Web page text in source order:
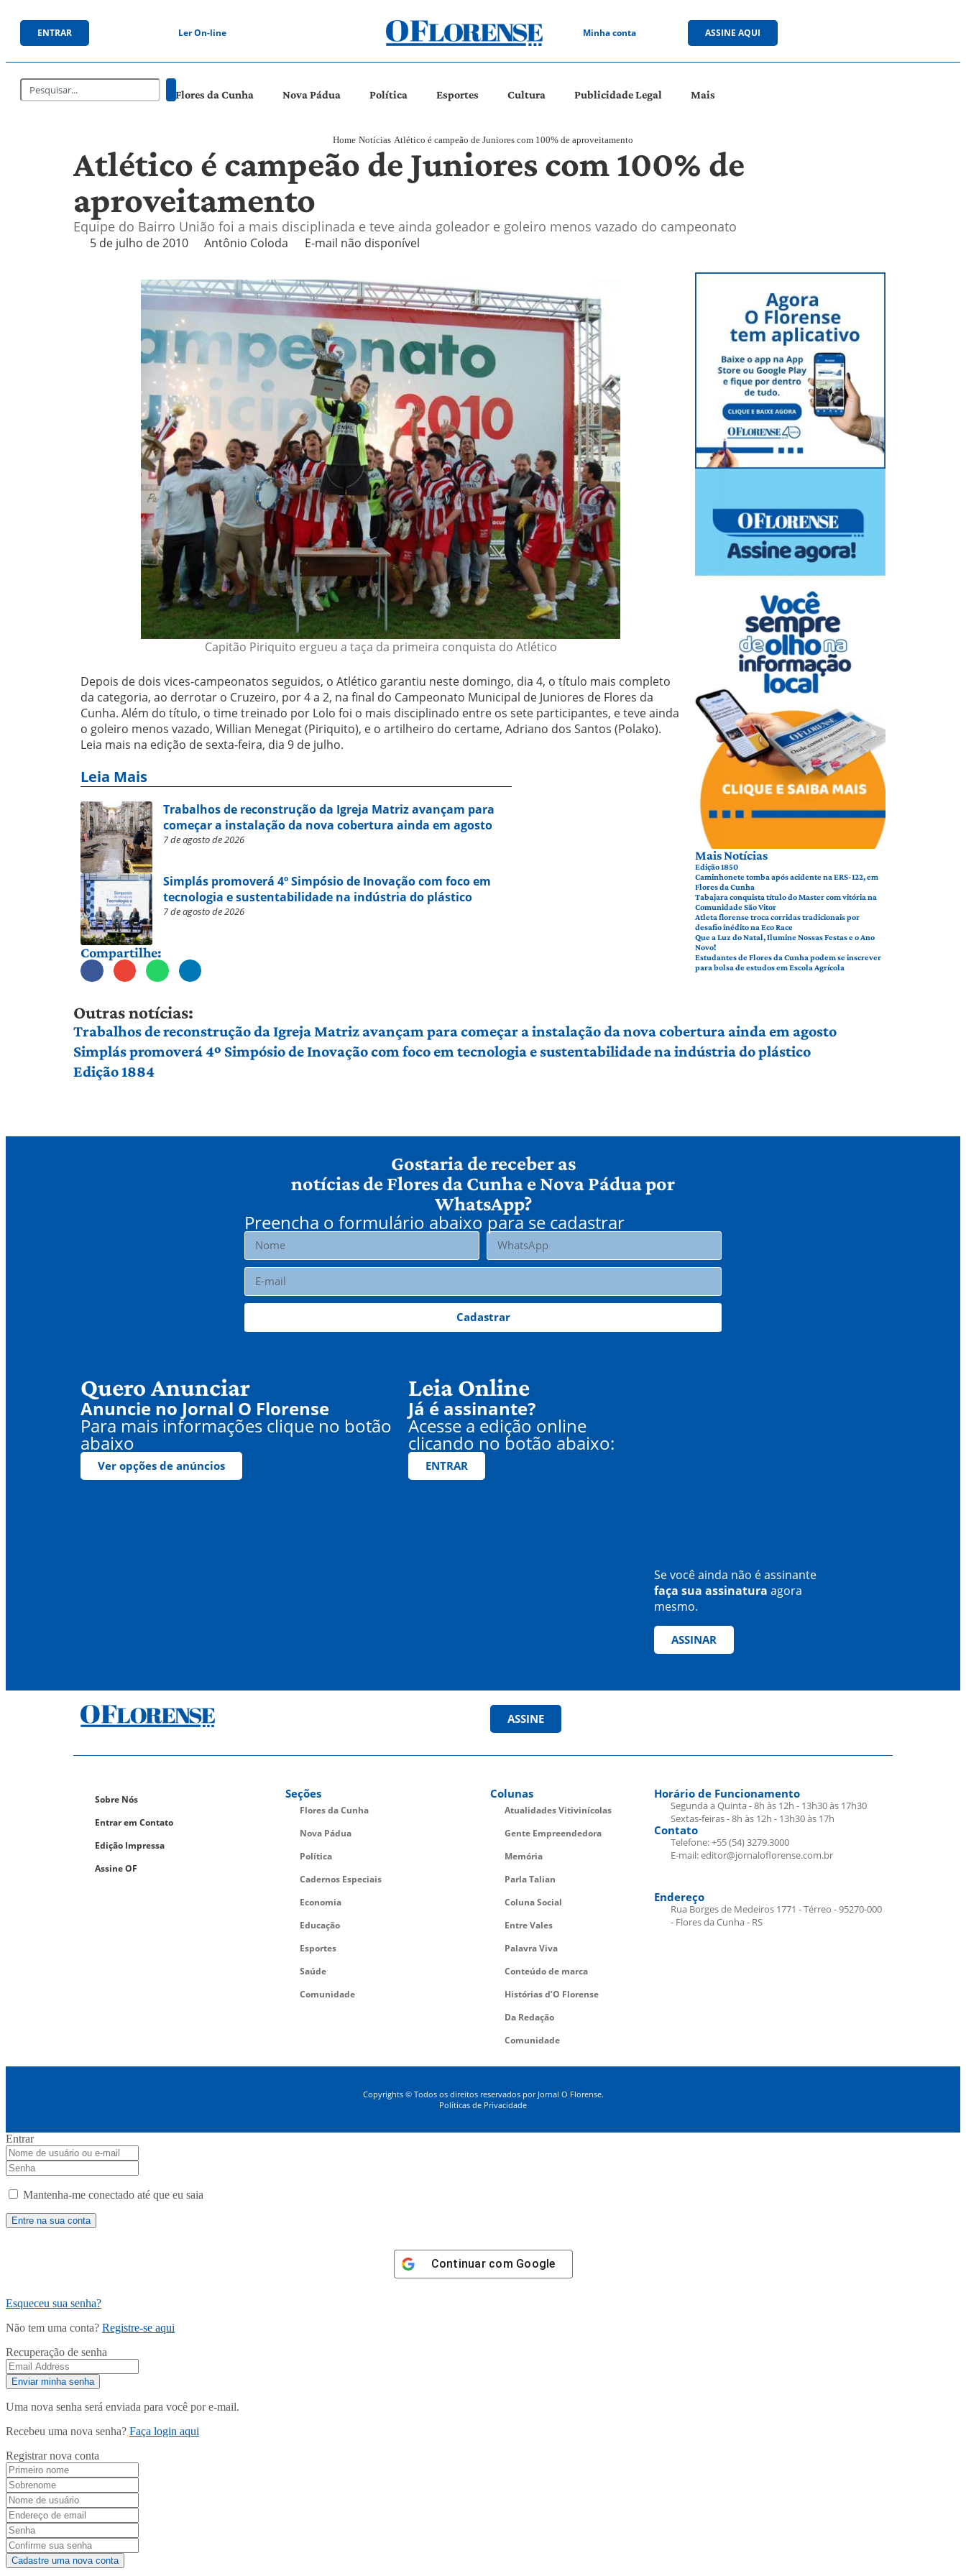
ENTRAR Ler On-line Minha conta ASSINE AQUI
Flores da Cunha Nova Pádua Política Esportes Cultura Publicidade Legal Mais
Home Notícias Atlético é campeão de Juniores com 100% de aproveitamento
Atlético é campeão de Juniores com 100% de
aproveitamento
Equipe do Bairro União foi a mais disciplinada e teve ainda goleador e goleiro menos vazado do campeonato
5 de julho de 2010 Antônio Coloda E-mail não disponível
Capitão Piriquito ergueu a taça da primeira conquista do Atlético
Depois de dois vices-campeonatos seguidos, o Atlético garantiu neste domingo, dia 4, o título mais completo
da categoria, ao derrotar o Cruzeiro, por 4 a 2, na final do Campeonato Municipal de Juniores de Flores da
Cunha. Além do título, o time treinado por Lolo foi o mais disciplinado entre os sete participantes, e teve ainda
o goleiro menos vazado, Willian Menegat (Piriquito), e o artilheiro do certame, Adriano dos Santos (Polako).
Leia mais na edição de sexta-feira, dia 9 de julho.
Leia Mais
Trabalhos de reconstrução da Igreja Matriz avançam para
começar a instalação da nova cobertura ainda em agosto
7 de agosto de 2026
Simplás promoverá 4º Simpósio de Inovação com foco em
tecnologia e sustentabilidade na indústria do plástico
7 de agosto de 2026
Compartilhe:
Mais Notícias
Edição 1850
Caminhonete tomba após acidente na ERS-122, em
Flores da Cunha
Tabajara conquista título do Master com vitória na
Comunidade São Vitor
Atleta florense troca corridas tradicionais por
desafio inédito na Eco Race
Que a Luz do Natal, Ilumine Nossas Festas e o Ano
Novo!
Estudantes de Flores da Cunha podem se inscrever
para bolsa de estudos em Escola Agrícola
Outras notícias:
Trabalhos de reconstrução da Igreja Matriz avançam para começar a instalação da nova cobertura ainda em agosto
Simplás promoverá 4º Simpósio de Inovação com foco em tecnologia e sustentabilidade na indústria do plástico
Edição 1884
Gostaria de receber as
notícias de Flores da Cunha e Nova Pádua por
WhatsApp?
Preencha o formulário abaixo para se cadastrar
Cadastrar
Quero Anunciar
Anuncie no Jornal O Florense
Para mais informações clique no botão
abaixo
Ver opções de anúncios
Leia Online
Já é assinante?
Acesse a edição online
clicando no botão abaixo:
ENTRAR
Se você ainda não é assinante
faça sua assinatura agora
mesmo.
ASSINAR
ASSINE
Sobre Nós
Entrar em Contato
Edição Impressa
Assine OF
Seções
Flores da Cunha
Nova Pádua
Política
Cadernos Especiais
Economia
Educação
Esportes
Saúde
Comunidade
Colunas
Atualidades Vitivinícolas
Gente Empreendedora
Memória
Parla Talian
Coluna Social
Entre Vales
Palavra Viva
Conteúdo de marca
Histórias d’O Florense
Da Redação
Comunidade
Horário de Funcionamento
Segunda a Quinta - 8h às 12h - 13h30 às 17h30
Sextas-feiras - 8h às 12h - 13h30 às 17h
Contato
Telefone: +55 (54) 3279.3000
E-mail: editor@jornaloflorense.com.br
Endereço
Rua Borges de Medeiros 1771 - Térreo - 95270-000
- Flores da Cunha - RS
Copyrights © Todos os direitos reservados por Jornal O Florense.
Políticas de Privacidade
Entrar
Mantenha-me conectado até que eu saia
Continuar com Google
Esqueceu sua senha?
Não tem uma conta? Registre-se aqui
Recuperação de senha
Uma nova senha será enviada para você por e-mail.
Recebeu uma nova senha? Faça login aqui
Registrar nova conta